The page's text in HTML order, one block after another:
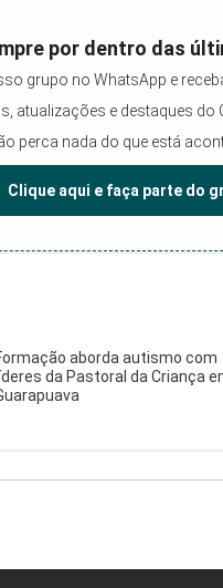
por dentro das
grupo no WhatsApp e
atualizações e destaques do
perca nada do que está
Clique aqui e faça parte do
aborda autismo com
da Pastoral da Criança